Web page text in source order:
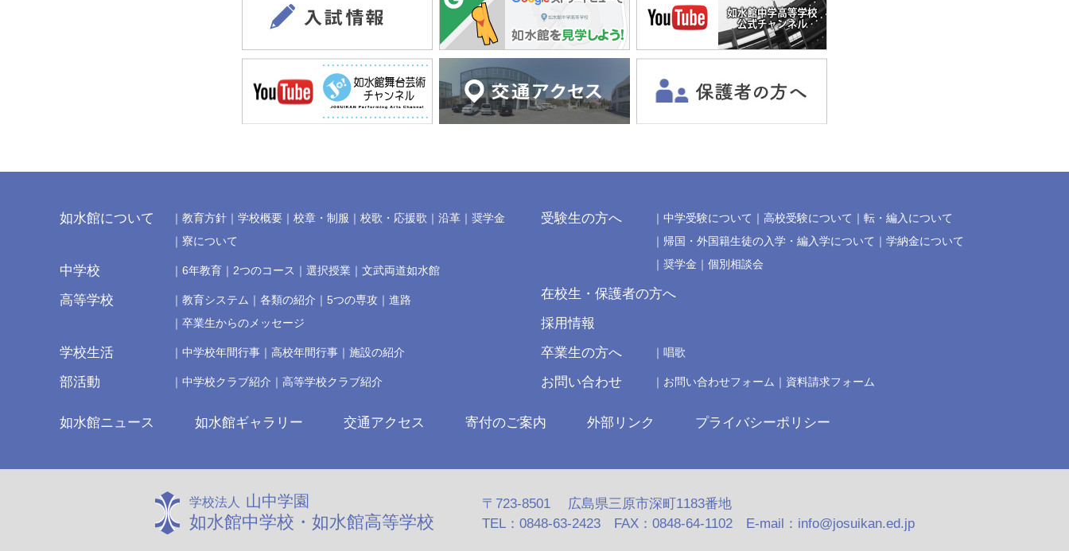
如水館について 教育方針 学校概要 校章・制服 校歌・応援歌 沿革
奨学金
寮について
中学校 6年教育 2つのコース 選択授業 文武両道如水館
高等学校 教育システム 各類の紹介 5つの専攻
進路
卒業生からのメッセージ
学校生活 中学校年間行事 高校年間行事 施設の紹介
部活動 中学校クラブ紹介 高等学校クラブ紹介
受験生の方へ 中学受験について 高校受験について
転・編入について
帰国・外国籍生徒の入学・編入学について
学納金について
奨学金
個別相談会
在校生・保護者の方へ
採用情報
卒業生の方へ
唱歌
お問い合わせ お問い合わせフォーム 資料請求フォーム
如水館ニュース 如水館ギャラリー 交通アクセス 寄付のご案内 外部リンク プライバシーポリシー
学校法人 山中学園
如水館中学校・如水館高等学校
〒723-8501 広島県三原市深町1183番地
TEL：0848-63-2423 FAX：0848-64-1102 E-mail：info@josuikan.ed.jp